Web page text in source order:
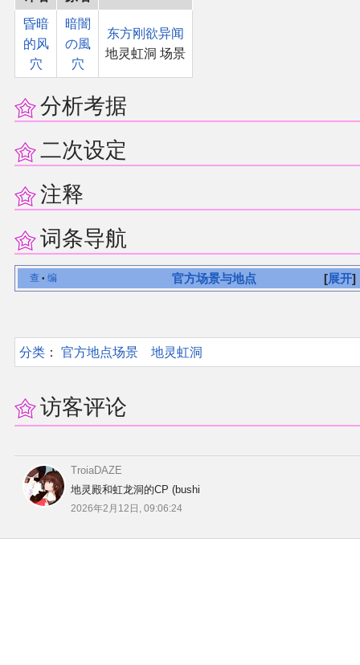
昏暗
的风
穴
暗闇
の風
穴
东方刚欲异闻
地灵虹洞 场景
分析考据
二次设定
注释
词条导航
展开
查 • 编 官方场景与地点
分类 ：​ 官方地点场景 地灵虹洞
访客评论
TroiaDAZE
地灵殿和虹龙洞的CP (bushi
2026年2月12日, 09:06:24